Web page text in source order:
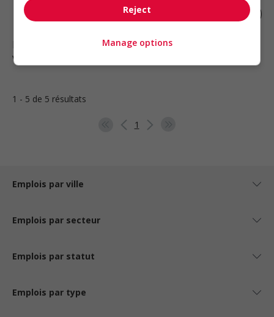
Préposé.e à la location
Vente, achat et service à la clientèle
1 - 5 de 5 résultats
1
Emplois par ville
Emplois par secteur
Emplois par statut
Emplois par type
Reject
Manage options